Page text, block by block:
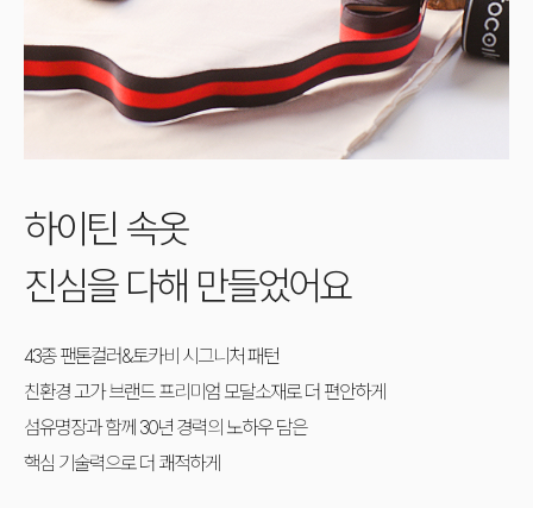
하이틴 속옷
진심을 다해 만들었어요
43종 팬톤컬러&토카비 시그니처 패턴
친환경 고가 브랜드 프리미엄 모달소재로 더 편안하게
섬유명장과 함께 30년 경력의 노하우 담은
핵심 기술력으로 더 쾌적하게